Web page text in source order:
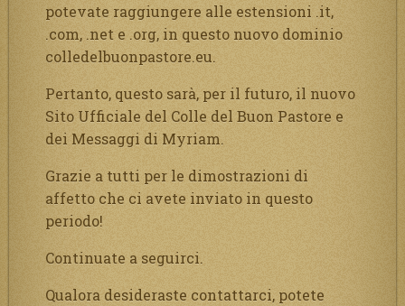
potevate raggiungere alle estensioni .it,
.com, .net e .org, in questo nuovo dominio
colledelbuonpastore.eu.
Pertanto, questo sarà, per il futuro, il nuovo
Sito Ufficiale del Colle del Buon Pastore e
dei Messaggi di Myriam.
Grazie a tutti per le dimostrazioni di
affetto che ci avete inviato in questo
periodo!
Continuate a seguirci.
Qualora desideraste contattarci, potete